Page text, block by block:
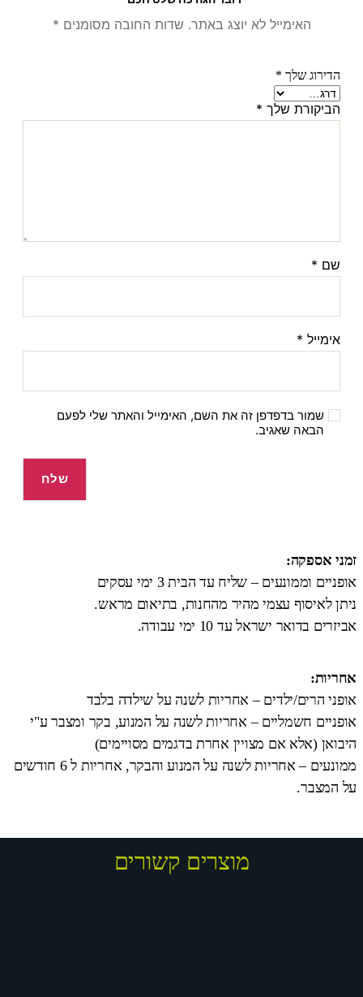
האימייל לא יוצג באתר. שדות החובה מסומנים *
הדירוג שלך *
הביקורת שלך *
שם *
אימייל *
שמור בדפדפן זה את השם, האימייל והאתר שלי לפעם
הבאה שאגיב.
זמני אספקה:
אופניים וממונעים – שליח עד הבית 3 ימי עסקים
ניתן לאיסוף עצמי מהיר מהחנות, בתיאום מראש.
אביזרים בדואר ישראל עד 10 ימי עבודה.
אחריות:
אופני הרים/ילדים – אחריות לשנה על שילדה בלבד
אופניים חשמליים – אחריות לשנה על המנוע, בקר ומצבר ע"י
היבואן (אלא אם מצויין אחרת בדגמים מסויימים)
ממונעים – אחריות לשנה על המנוע והבקר, אחריות ל 6 חודשים
על המצבר.
מוצרים קשורים